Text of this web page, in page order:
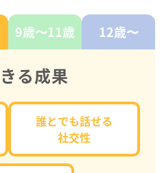
9歳〜11歳 12歳〜
る成果
誰とでも話せる
社交性